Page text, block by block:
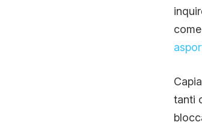
tanti